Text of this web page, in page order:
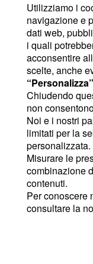
possibile
alimentazionee
cercheremo di
sottolineando,
consultare un
accertati.
Sintomi
necessità
Occorre
sintomidel
Utilizziamo i
navigazione e
dati web,
i quali
acconsentire
scelte, anche
“Personalizza”
Chiudendo
non
Noi e i nostri
limitati per la
Misurare le
combinazione
contenuti.
Per conoscere
consultare la